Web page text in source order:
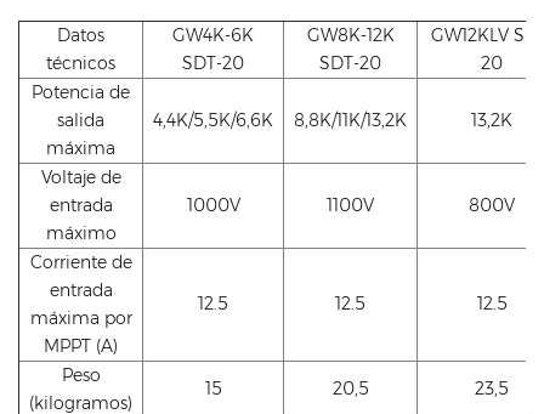
Datos
técnicos
GW4K-6K
SDT-20
GW8K-12K
SDT-20
GW12KLV
20
Potencia de
salida
máxima
4,4K/5,5K/6,6K 8,8K/11K/13,2K 13,2K
Voltaje de
entrada
máximo
1000V 1100V 800V
Corriente de
entrada
máxima por
MPPT (A)
12.5 12.5 12.5
Peso
(kilogramos)
15 20,5
23,5